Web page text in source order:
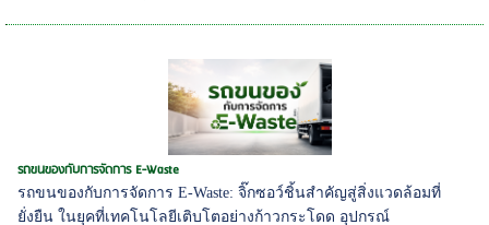
รถขนของกับการจัดการ E-Waste
รถขนของกับการจัดการ E-Waste: จิ๊กซอว์ชิ้นสำคัญสู่สิ่งแวดล้อมที่
ยั่งยืน ในยุคที่เทคโนโลยีเติบโตอย่างก้าวกระโดด อุปกรณ์